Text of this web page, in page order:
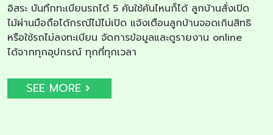
อิสระ บันทึกทะเบียนรถได้ 5 คันใช้คันไหนก็ได้ ลูกบ้านสั่งเปิด
ไม้ผ่านมือถือได้กรณีไม้ไม่เปิด แจ้งเตือนลูกบ้านจอดเกินสิทธิ
หรือใช้รถไม่ลงทะเบียน จัดการข้อมูลและดูรายงาน online
ได้จากทุกอุปกรณ์ ทุกที่ทุกเวลา
SEE MORE